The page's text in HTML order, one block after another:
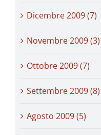
Dicembre 2009 (7)
Novembre 2009 (3)
Ottobre 2009 (7)
Settembre 2009 (8)
Agosto 2009 (5)